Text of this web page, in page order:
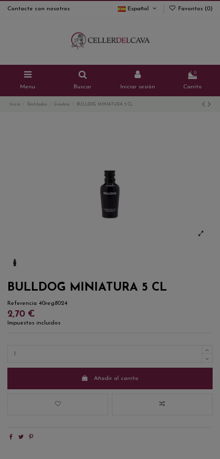
Contacte con nosotros Español Favoritos (0)
Menu Buscar Iniciar sesión
0
Carrito
Inicio Destilados Ginebra BULLDOG MINIATURA 5 CL
BULLDOG MINIATURA 5 CL
Referencia 40reg8024
2,70 €
Impuestos incluidos
Añadir al carrito